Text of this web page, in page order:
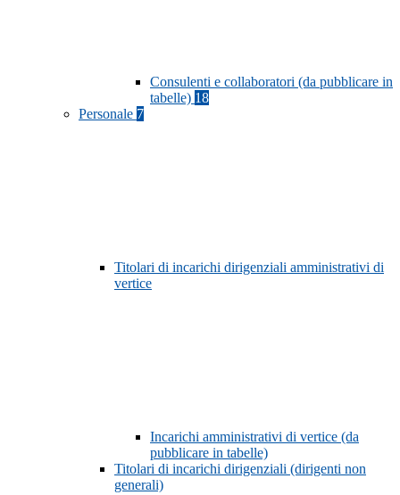
Consulenti e collaboratori (da pubblicare in
tabelle) 18
Personale 7
Titolari di incarichi dirigenziali amministrativi di
vertice
Incarichi amministrativi di vertice (da
pubblicare in tabelle)
Titolari di incarichi dirigenziali (dirigenti non
generali)